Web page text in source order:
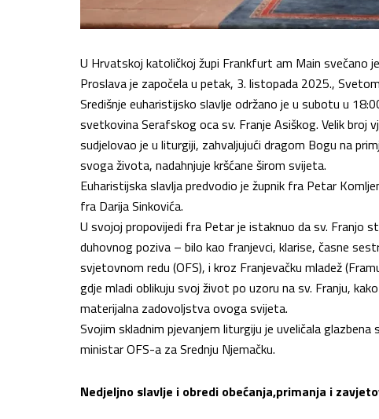
U Hrvatskoj katoličkoj župi Frankfurt am Main svečano
Proslava je započela u petak, 3. listopada 2025.,
Središnje euharistijsko slavlje održano je u subotu u
svetkovina Serafskog oca sv. Franje Asiškog. Velik
sudjelovao je u liturgiji, zahvaljujući dragom Bogu na
svoga života, nadahnjuje kršćane širom svijeta.
Euharistijska slavlja predvodio je župnik fra Petar
fra Darija Sinkovića.
U svojoj propovijedi fra Petar je istaknuo da sv. Franjo
duhovnog poziva – bilo kao franjevci, klarise, časne
svjetovnom redu (OFS), i kroz Franjevačku mladež
gdje mladi oblikuju svoj život po uzoru na sv. Franju,
materijalna zadovoljstva ovoga svijeta.
Svojim skladnim pjevanjem liturgiju je uveličala glazbena
ministar OFS-a za Srednju Njemačku.
Nedjeljno slavlje i obredi obećanja,primanja i